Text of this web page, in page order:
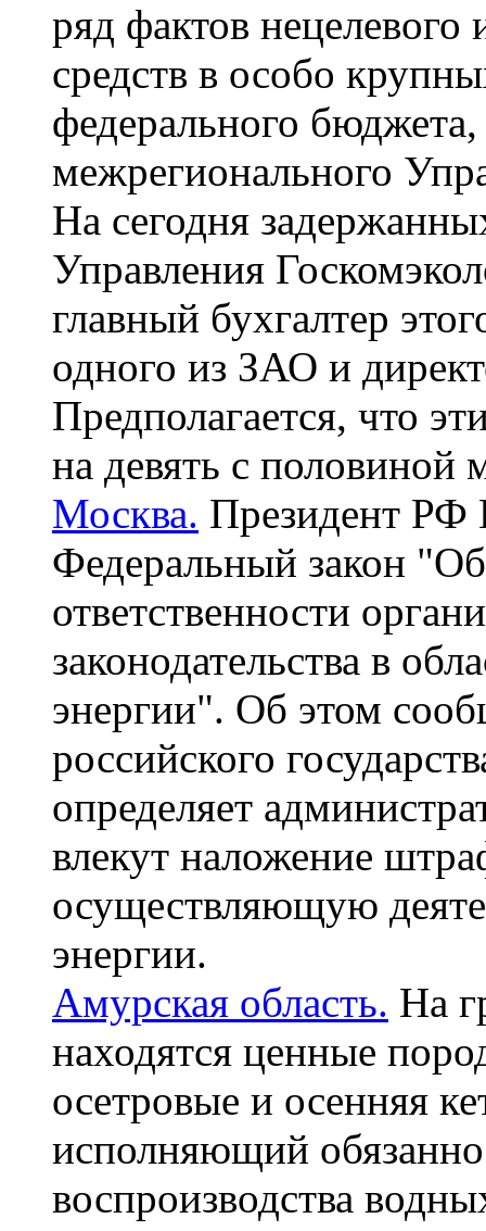
ряд фактов
средств в особо
федерального
межрегионального
На сегодня
Управления
главный бухгалтер
одного из ЗАО и
Предполагается, что
на девять с половиной
Москва. Президент РФ
Федеральный закон
ответственности
законодательства в
энергии". Об этом
российского
определяет
влекут наложение
осуществляющую
энергии.
Амурская область. На
находятся ценные
осетровые и осенняя
исполняющий
воспроизводства